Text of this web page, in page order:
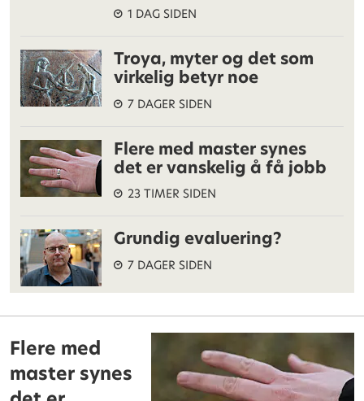
1 DAG SIDEN
Troya, myter og det som
virkelig betyr noe
7 DAGER SIDEN
Flere med master synes
det er vanskelig å få jobb
23 TIMER SIDEN
Grundig evaluering?
7 DAGER SIDEN
Flere med
master synes